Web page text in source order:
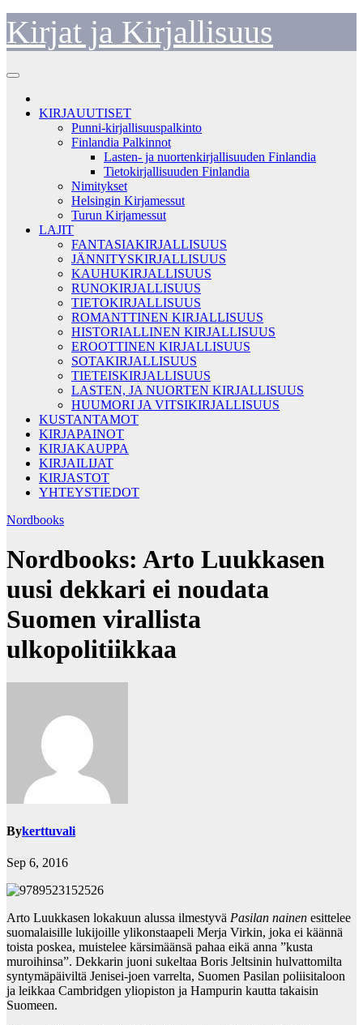
Skip
to
content
Kirjat ja Kirjallisuus
KIRJAUUTISET
Punni-kirjallisuuspalkinto
Finlandia Palkinnot
Lasten- ja nuortenkirjallisuuden Finlandia
Tietokirjallisuuden Finlandia
Nimitykset
Helsingin Kirjamessut
Turun Kirjamessut
LAJIT
FANTASIAKIRJALLISUUS
JÄNNITYSKIRJALLISUUS
KAUHUKIRJALLISUUS
RUNOKIRJALLISUUS
TIETOKIRJALLISUUS
ROMANTTINEN KIRJALLISUUS
HISTORIALLINEN KIRJALLISUUS
EROOTTINEN KIRJALLISUUS
SOTAKIRJALLISUUS
TIETEISKIRJALLISUUS
LASTEN, JA NUORTEN KIRJALLISUUS
HUUMORI JA VITSIKIRJALLISUUS
KUSTANTAMOT
KIRJAPAINOT
KIRJAKAUPPA
KIRJAILIJAT
KIRJASTOT
YHTEYSTIEDOT
Nordbooks
Nordbooks: Arto Luukkasen
uusi dekkari ei noudata
Suomen virallista
ulkopolitiikkaa
Bykerttuvali
Sep 6, 2016
Arto Luukkasen lokakuun alussa ilmestyvä Pasilan nainen esittelee
suomalaisille lukijoille ylikonstaapeli Merja Virkin, joka ei käännä
toista poskea, muistelee kärsimäänsä pahaa eikä anna ”kusta
muroihinsa”. Dekkarin juoni sukeltaa Boris Jeltsinin hulvattomilta
syntymäpäiviltä Jenisei-joen varrelta, Suomen Pasilan poliisitaloon
ja leikkaa Cambridgen yliopiston ja Hampurin kautta takaisin
Suomeen.